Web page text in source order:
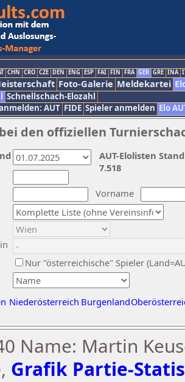
CHN CRO CZE DEN ENG ESP FAI FIN FRA GER GRE INA
Foto-Galerie Meldekartei
Schnellschach-Elozahl
AUT FIDE Spieler anmelden Elo
den offiziellen
Vorname
Nur "österreichische" Spieler
Niederösterreich Burgenland
AUT-Elolisten
7.518
Name: Martin
, Grafik Partie-